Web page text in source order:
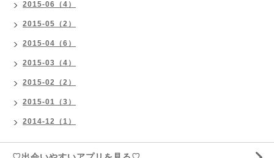
2015-06（4）
2015-05（2）
2015-04（6）
2015-03（4）
2015-02（2）
2015-01（3）
2014-12（1）